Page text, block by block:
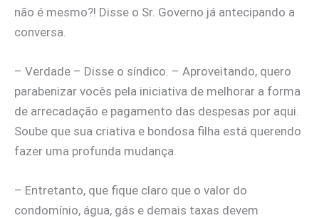
não é mesmo?! Disse o Sr. Governo já antecipando a
conversa.
– Verdade – Disse o síndico. – Aproveitando, quero
parabenizar vocês pela iniciativa de melhorar a forma
de arrecadação e pagamento das despesas por aqui.
Soube que sua criativa e bondosa filha está querendo
fazer uma profunda mudança.
– Entretanto, que fique claro que o valor do
condomínio, água, gás e demais taxas devem